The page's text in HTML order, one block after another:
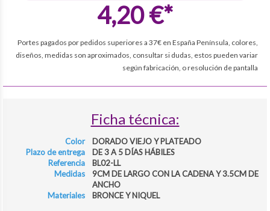
4,20 €*
Portes pagados por pedidos superiores a 37€ en España Península, colores,
diseños, medidas son aproximados, consultar si dudas, estos pueden variar
según fabricación, o resolución de pantalla
Ficha técnica:
Color
DORADO VIEJO Y PLATEADO
Plazo de entrega
DE 3 A 5 DÍAS HÁBILES
Referencia
BL02-LL
Medidas
9CM DE LARGO CON LA CADENA Y 3.5CM DE
ANCHO
Materiales
BRONCE Y NIQUEL